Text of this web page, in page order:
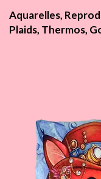
Aquarelles,
Plaids, Thermos,